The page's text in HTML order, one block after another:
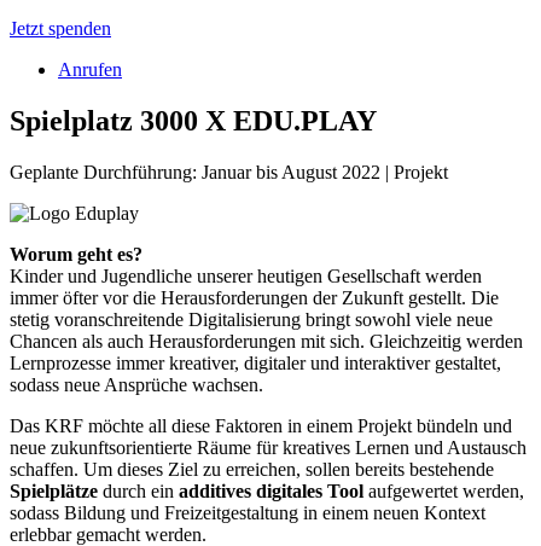
Jetzt spenden
Anrufen
Spielplatz 3000 X EDU.PLAY
Geplante Durchführung: Januar bis August 2022 | Projekt
Worum geht es?
Kinder und Jugendliche unserer heutigen Gesellschaft werden
immer öfter vor die Herausforderungen der Zukunft gestellt. Die
stetig voranschreitende Digitalisierung bringt sowohl viele neue
Chancen als auch Herausforderungen mit sich. Gleichzeitig werden
Lernprozesse immer kreativer, digitaler und interaktiver gestaltet,
sodass neue Ansprüche wachsen.
Das KRF möchte all diese Faktoren in einem Projekt bündeln und
neue zukunftsorientierte Räume für kreatives Lernen und Austausch
schaffen. Um dieses Ziel zu erreichen, sollen bereits bestehende
Spielplätze durch ein additives digitales Tool aufgewertet werden,
sodass Bildung und Freizeitgestaltung in einem neuen Kontext
erlebbar gemacht werden.